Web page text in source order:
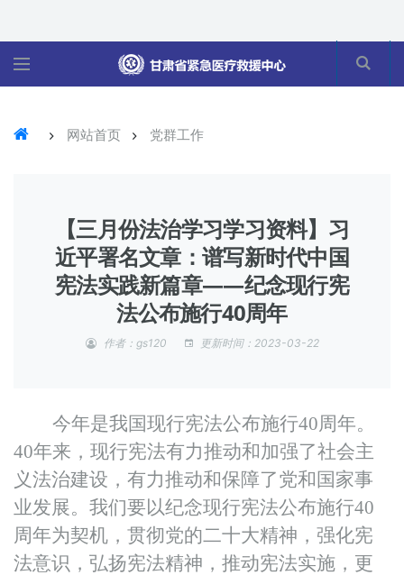
网站首页 党群工作
【三月份法治学习学习资料】习
近平署名文章：谱写新时代中国
宪法实践新篇章——纪念现行宪
法公布施行40周年
作者：gs120 更新时间：2023-03-22
今年是我国现行宪法公布施行40周年。
40年来，现行宪法有力推动和加强了社会主
义法治建设，有力推动和保障了党和国家事
业发展。我们要以纪念现行宪法公布施行40
周年为契机，贯彻党的二十大精神，强化宪
法意识，弘扬宪法精神，推动宪法实施，更